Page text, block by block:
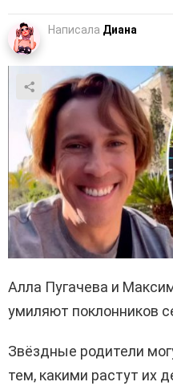
Написала Диана
Алла Пугачева и
умиляют поклонников
Звёздные родители
тем, какими растут их